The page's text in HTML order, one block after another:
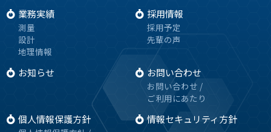
業務実績
測量
設計
地理情報
採用情報
採用予定
先輩の声
お知らせ お問い合わせ
お問い合わせ /
ご利用にあたり
個人情報保護方針 情報セキュリティ方針